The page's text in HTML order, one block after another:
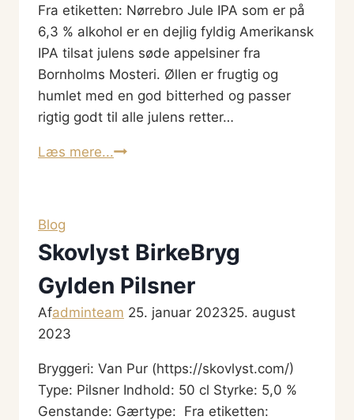
Fra etiketten: Nørrebro Jule IPA som er på
6,3 % alkohol er en dejlig fyldig Amerikansk
IPA tilsat julens søde appelsiner fra
Bornholms Mosteri. Øllen er frugtig og
humlet med en god bitterhed og passer
rigtig godt til alle julens retter…
Læs mere...Nørrebro
Blog
Skovlyst BirkeBryg
Gylden Pilsner
Afadminteam 25. januar 202325. august
2023
Bryggeri: Van Pur (https://skovlyst.com/)
Type: Pilsner Indhold: 50 cl Styrke: 5,0 %
Genstande: Gærtype: Fra etiketten: